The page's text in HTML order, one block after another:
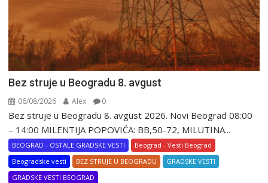
Bez struje u Beogradu 8. avgust
06/08/2026 Alex 0
Bez struje u Beogradu 8. avgust 2026. Novi Beograd 08:00
– 14:00 MILENTIJA POPOVIĆA: BB,50-72, MILUTINA...
BEOGRAD - OSTALE GRADSKE VESTI
Beograd - Vesti Beograd
Beogradske vesti
BEZ STRUJE U BEOGRADU
GRADSKE VESTI
GRADSKE VESTI BEOGRAD